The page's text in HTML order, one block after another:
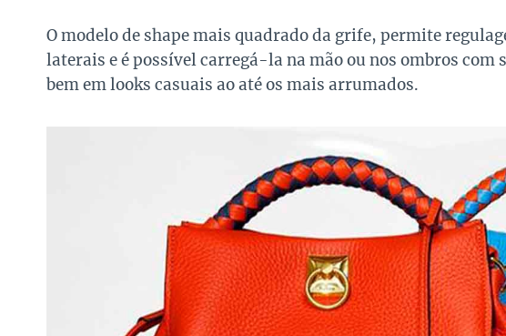
O modelo de shape mais quadrado da grife, permite
laterais e é possível carregá-la na mão ou nos ombros com
bem em looks casuais ao até os mais arrumados.